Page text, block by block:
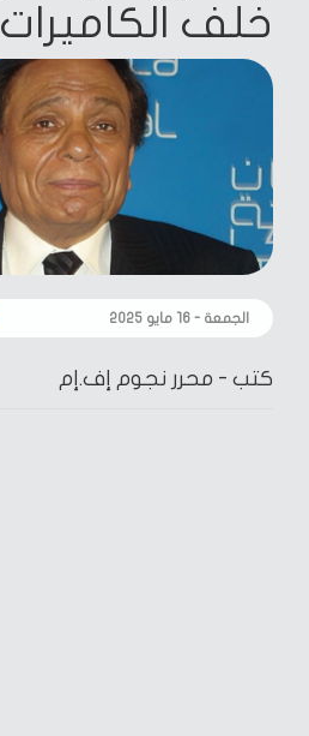
خلف الكاميرات
الجمعة - ١٦ مايو ٢٠٢٥
كتب - محرر نجوم إف.إم